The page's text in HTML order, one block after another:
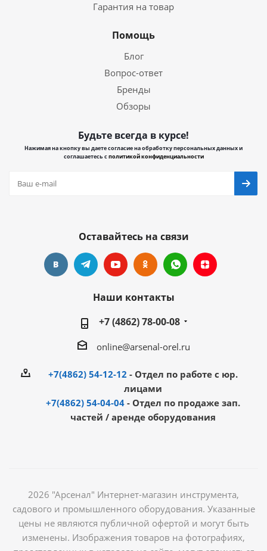
Гарантия на товар
Помощь
Блог
Вопрос-ответ
Бренды
Обзоры
Будьте всегда в курсе!
Нажимая на кнопку вы даете согласие на обработку персональных данных и
соглашаетесь сполитикой конфиденциальности
Оставайтесь на связи
Наши контакты
+7 (4862) 78-00-08
online@arsenal-orel.ru
+7(4862) 54-12-12 - Отдел по работе с юр.
лицами
+7(4862) 54-04-04 - Отдел по продаже зап.
частей / аренде оборудования
2026 "Арсенал" Интернет-магазин инструмента,
садового и промышленного оборудования. Указанные
цены не являются публичной офертой и могут быть
изменены. Изображения товаров на фотографиях,